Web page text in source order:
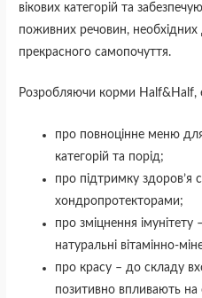
вікових категорій та
поживних речовин, необхідних
прекрасного самопочуття.
Розробляючи корми Half&Half,
про повноцінне меню для
категорій та порід;
про підтримку здоров’я
хондропротекторами;
про зміцнення
натуральні вітамінно-
про красу – до складу
позитивно впливають на